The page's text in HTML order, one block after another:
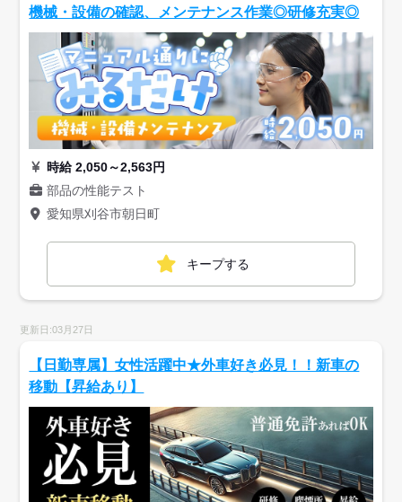
機械・設備の確認、メンテナンス作業◎研修充実◎
時給 2,050～2,563円
部品の性能テスト
愛知県刈谷市朝日町
キープする
更新日:03月27日
【日勤専属】女性活躍中★外車好き必見！！新車の
移動【昇給あり】